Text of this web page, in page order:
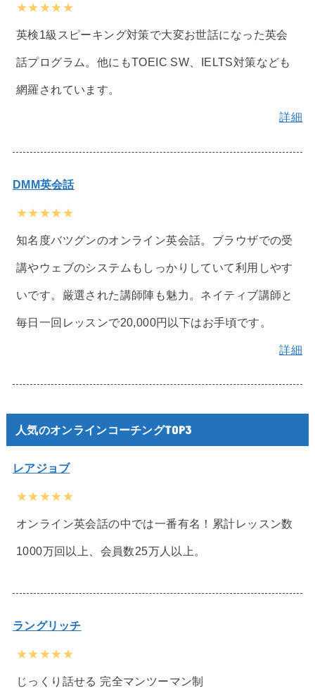
★★★★★
英検1級スピーキング対策で大変お世話になった英会
話プログラム。他にもTOEIC SW、IELTS対策なども
網羅されています。
詳細
DMM英会話
★★★★★
知名度バツグンのオンライン英会話。ブラウザでの受
講やウェブのシステムもしっかりしていて利用しやす
いです。厳選された講師陣も魅力。ネイティブ講師と
毎日一回レッスンで20,000円以下はお手頃です。
詳細
人気のオンラインコーチングTOP3
レアジョブ
★★★★★
オンライン英会話の中では一番有名！累計レッスン数
1000万回以上、会員数25万人以上。
ラングリッチ
★★★★★
じっくり話せる 完全マンツーマン制